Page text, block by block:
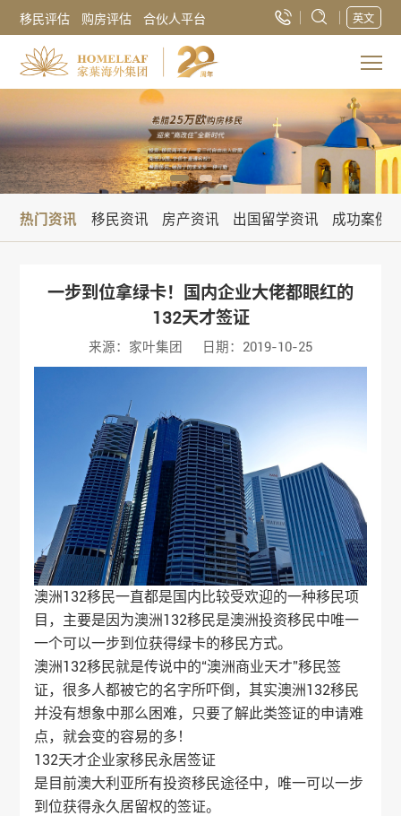
移民评估 购房评估 合伙人平台 英文
热门资讯 移民资讯 房产资讯 出国留学资讯 成功案例
一步到位拿绿卡！国内企业大佬都眼红的
132天才签证
来源：家叶集团 日期：2019-10-25
澳洲132移民一直都是国内比较受欢迎的一种移民项
目，主要是因为澳洲132移民是澳洲投资移民中唯一
一个可以一步到位获得绿卡的移民方式。
澳洲132移民就是传说中的“澳洲商业天才”移民签
证，很多人都被它的名字所吓倒，其实澳洲132移民
并没有想象中那么困难，只要了解此类签证的申请难
点，就会变的容易的多！
132天才企业家移民永居签证
是目前澳大利亚所有投资移民途径中，唯一可以一步
到位获得永久居留权的签证。